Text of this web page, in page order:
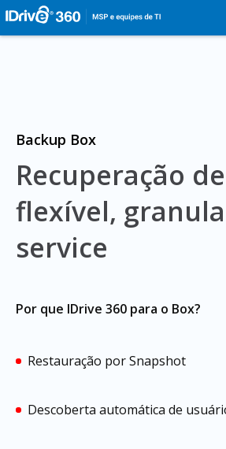
Backup Box
Recuperação
flexível,
service
Por que IDrive 360 para o Box?
Restauração por Snapshot
Descoberta automática de